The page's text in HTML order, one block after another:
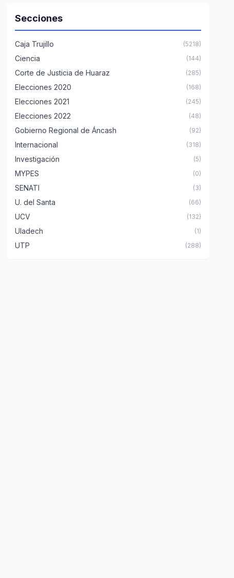
Secciones
Caja Trujillo (5218)
Ciencia (144)
Corte de Justicia de Huaraz (285)
Elecciones 2020 (168)
Elecciones 2021 (245)
Elecciones 2022 (48)
Gobierno Regional de Áncash (92)
Internacional (318)
Investigación (5)
MYPES (0)
SENATI (3)
U. del Santa (66)
UCV (132)
Uladech (1)
UTP (288)